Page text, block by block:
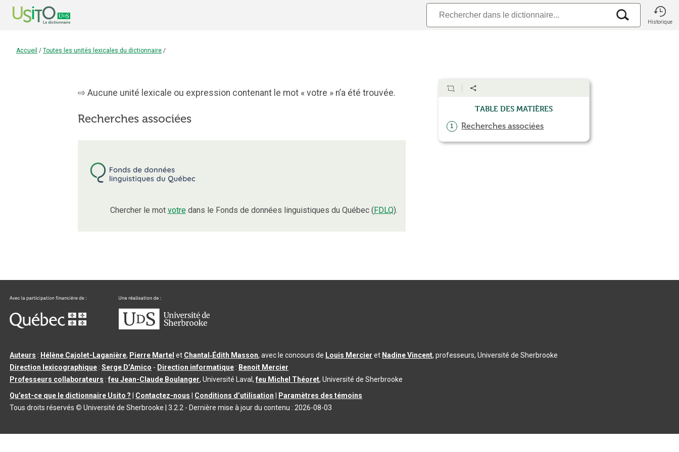
Historique
Accueil / Toutes les unités lexicales du dictionnaire /
Aucune unité lexicale ou expression contenant le mot « votre » n’a été trouvée.
Recherches associées
Chercher le mot votredans le Fonds de données linguistiques du Québec (FDLQ).
Table des matières
1 Recherches associées
Auteurs : Hélène Cajolet-Laganière, Pierre Martel et Chantal‑Édith Masson, avec le concours de Louis Mercier et Nadine Vincent, professeurs, Université de Sherbrooke
Direction lexicographique :Serge D’Amico - Direction informatique : Benoit Mercier
Professeurs collaborateurs :feu Jean-Claude Boulanger, Université Laval,feu Michel Théoret, Université de Sherbrooke
Qu’est-ce que le dictionnaire Usito ?
Contactez-nous Conditions d’utilisation
Paramètres des témoins
Tous droits réservés © Université de Sherbrooke |3.2.2 - Dernière mise à jour du contenu : 2026-08-03